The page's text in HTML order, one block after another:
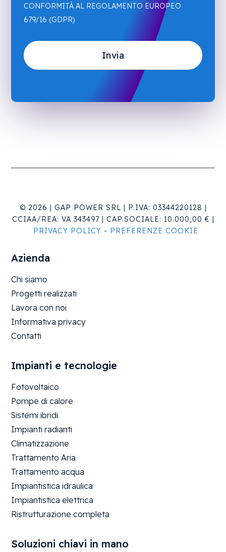
CONFORMITÀ AL REGOLAMENTO EUROPEO
679/16 (GDPR)
© 2026 | GAP POWER SRL | P.IVA: 03344220128 |
CCIAA/REA: VA 343497 | CAP.SOCIALE: 10.000,00 € |
PRIVACY POLICY - PREFERENZE COOKIE
Azienda
Chi siamo
Progetti realizzati
Lavora con noi
Informativa privacy
Contatti
Impianti e tecnologie
Fotovoltaico
Pompe di calore
Sistemi ibridi
Impianti radianti
Climatizzazione
Trattamento Aria
Trattamento acqua
Impiantistica idraulica
Impiantistica elettrica
Ristrutturazione completa
Soluzioni chiavi in mano